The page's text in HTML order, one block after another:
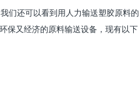
们还可以看到用人力输送塑胶原料的
保又经济的原料输送设备，现有以下